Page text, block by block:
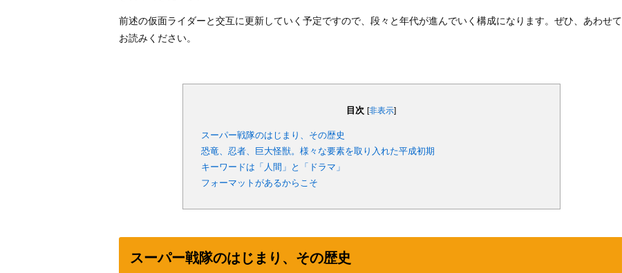
前述の仮面ライダーと交互に更新していく予定ですので、段々と年代が進んでいく構成になります。ぜひ、あわせて
お読みください。
目次 [非表示]
スーパー戦隊のはじまり、その歴史
恐竜、忍者、巨大怪獣。様々な要素を取り入れた平成初期
キーワードは「人間」と「ドラマ」
フォーマットがあるからこそ
スーパー戦隊のはじまり、その歴史